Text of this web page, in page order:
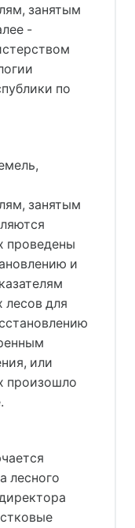
занятым
-
по
занятым
проведены
и
лесов для
или
произошло
лесного